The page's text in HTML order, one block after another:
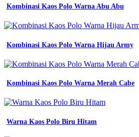
Kombinasi Kaos Polo Warna Abu Abu
Kombinasi Kaos Polo Warna Hijau Army
Kombinasi Kaos Polo Warna Merah Cabe
Warna Kaos Polo Biru Hitam